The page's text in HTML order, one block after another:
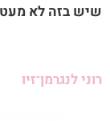
שיש בזה לא מעט
רוני לנגרמן־זיו